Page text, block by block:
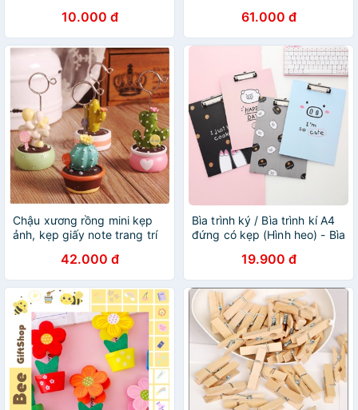
10.000 đ
liệu hồ sơ văn phòng chắc
chắn tái sụng
61.000 đ
Chậu xương rồng mini kẹp
ảnh, kẹp giấy note trang trí
42.000 đ
Bìa trình ký / Bìa trình kí A4
đứng có kẹp (Hình heo) - Bìa
19.900 đ